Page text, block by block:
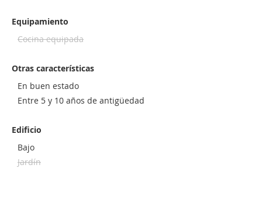
Equipamiento
Cocina equipada
Otras características
En buen estado
Entre 5 y 10 años de antigüedad
Edificio
Bajo
Jardín